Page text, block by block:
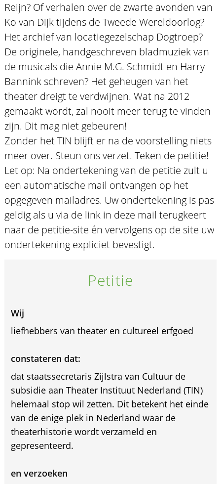
Reijn? Of verhalen over de zwarte avonden van
Ko van Dijk tijdens de Tweede Wereldoorlog?
Het archief van locatiegezelschap Dogtroep?
De originele, handgeschreven bladmuziek van
de musicals die Annie M.G. Schmidt en Harry
Bannink schreven? Het geheugen van het
theater dreigt te verdwijnen. Wat na 2012
gemaakt wordt, zal nooit meer terug te vinden
zijn. Dit mag niet gebeuren!
Zonder het TIN blijft er na de voorstelling niets
meer over. Steun ons verzet. Teken de petitie!
Let op: Na ondertekening van de petitie zult u
een automatische mail ontvangen op het
opgegeven mailadres. Uw ondertekening is pas
geldig als u via de link in deze mail terugkeert
naar de petitie-site én vervolgens op de site uw
ondertekening expliciet bevestigt.
Petitie
Wij
liefhebbers van theater en cultureel erfgoed
constateren dat:
dat staatssecretaris Zijlstra van Cultuur de
subsidie aan Theater Instituut Nederland (TIN)
helemaal stop wil zetten. Dit betekent het einde
van de enige plek in Nederland waar de
theaterhistorie wordt verzameld en
gepresenteerd.
en verzoeken